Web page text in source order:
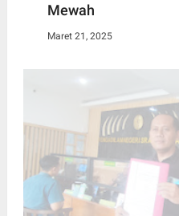
Mewah
Maret 21, 2025